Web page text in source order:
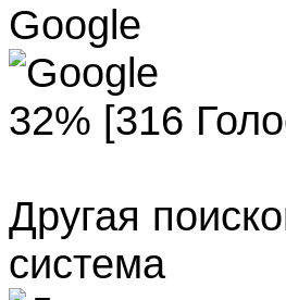
Google
32% [316
Другая
система